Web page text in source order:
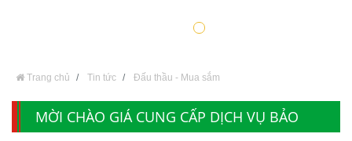
Trang chủ Tin tức Đấu thầu - Mua sắm
MỜI CHÀO GIÁ CUNG CẤP DỊCH VỤ BẢO